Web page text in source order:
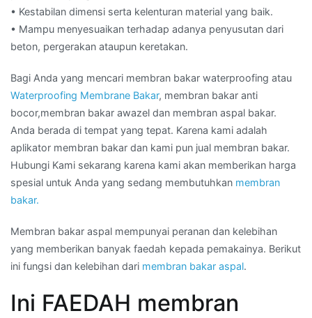
• Kestabilan dimensi serta kelenturan material yang baik.
• Mampu menyesuaikan terhadap adanya penyusutan dari
beton, pergerakan ataupun keretakan.
Bagi Anda yang mencari membran bakar waterproofing atau
Waterproofing Membrane Bakar, membran bakar anti
bocor,membran bakar awazel dan membran aspal bakar.
Anda berada di tempat yang tepat. Karena kami adalah
aplikator membran bakar dan kami pun jual membran bakar.
Hubungi Kami sekarang karena kami akan memberikan harga
spesial untuk Anda yang sedang membutuhkan membran
bakar.
Membran bakar aspal mempunyai peranan dan kelebihan
yang memberikan banyak faedah kepada pemakainya. Berikut
ini fungsi dan kelebihan dari membran bakar aspal.
Ini FAEDAH membran